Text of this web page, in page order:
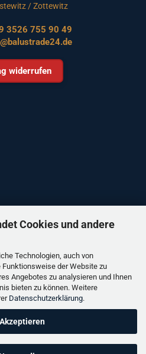
Cookies und andere
Technologien, auch von
der Website zu
Angebotes zu analysieren und Ihnen
bieten zu können. Weitere
Datenschutzerklärung.
/ Zottewitz
3526 755 90 49
widerrufen